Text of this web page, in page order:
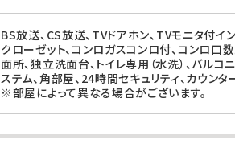
BS放送、CS放送、TVドアホン、TVモニタ付イ
クローゼット、コンロガスコンロ付、コンロ口数
面所、独立洗面台、トイレ専用（水洗）、バル
ステム、角部屋、24時間セキュリティ、カウン
※部屋によって異なる場合がございます。